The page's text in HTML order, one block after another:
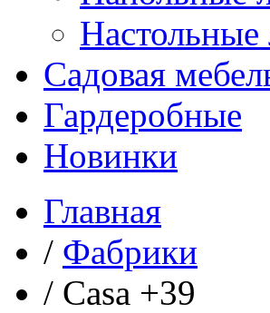
Садовая
Гардеробные
Новинки
Главная
/ Фабрики
/ Casa +39